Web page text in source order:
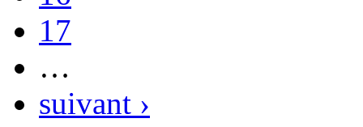
17
…
suivant ›